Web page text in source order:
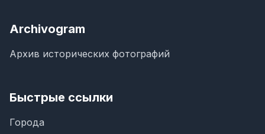
Archivogram
Архив исторических фотографий
Быстрые ссылки
Города